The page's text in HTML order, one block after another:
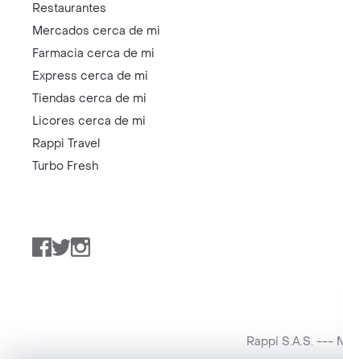
Restaurantes
Mercados cerca de mi
Farmacia cerca de mi
Express cerca de mi
Tiendas cerca de mi
Licores cerca de mi
Rappi Travel
Turbo Fresh
Facebook
TwitterInstagram
Rappi S.A.S. ---